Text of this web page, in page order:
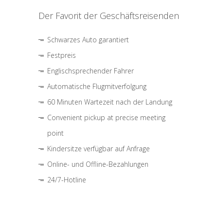
Der Favorit der Geschäftsreisenden
Schwarzes Auto garantiert
Festpreis
Englischsprechender Fahrer
Automatische Flugmitverfolgung
60 Minuten Wartezeit nach der Landung
Convenient pickup at precise meeting
point
Kindersitze verfügbar auf Anfrage
Online- und Offline-Bezahlungen
24/7-Hotline